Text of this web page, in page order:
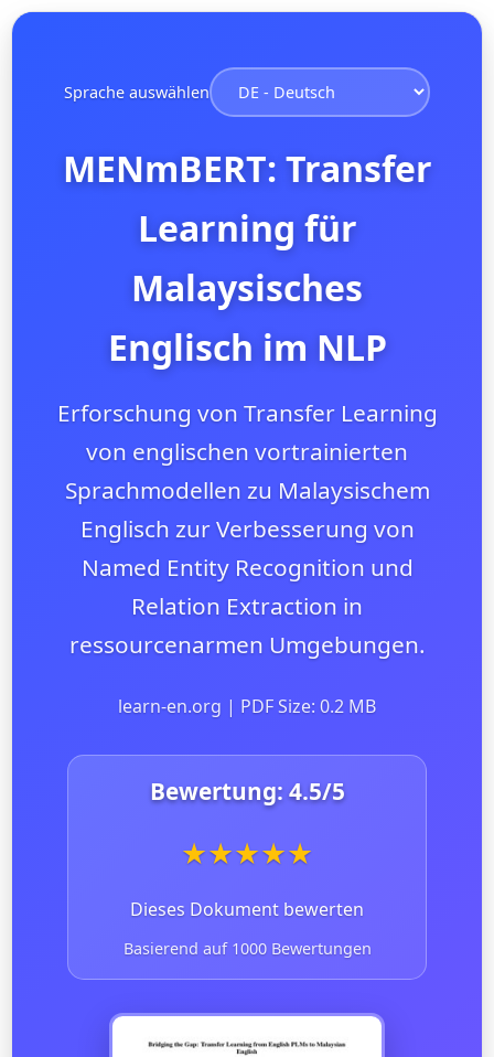
Sprache auswählen
MENmBERT: Transfer
Learning für
Malaysisches
Englisch im NLP
Erforschung von Transfer Learning
von englischen vortrainierten
Sprachmodellen zu Malaysischem
Englisch zur Verbesserung von
Named Entity Recognition und
Relation Extraction in
ressourcenarmen Umgebungen.
learn-en.org | PDF Size: 0.2 MB
Bewertung: 4.5/5
★★★★★
Dieses Dokument bewerten
Basierend auf 1000 Bewertungen